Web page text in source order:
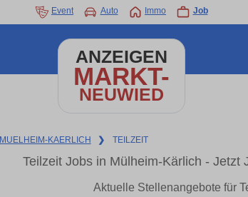
Event Auto Immo Job
ANZEIGEN
MARKT-
NEUWIED
MUELHEIM-KAERLICH ❯ TEILZEIT
Teilzeit Jobs in Mülheim-Kärlich - Jetzt
Aktuelle Stellenangebote für